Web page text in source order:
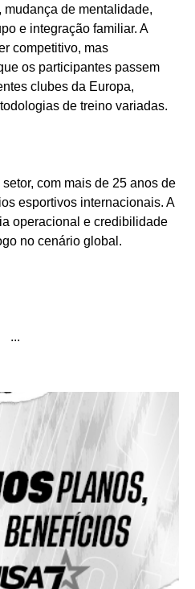
de mentalidade,
e integração familiar. A
competitivo, mas
os participantes passem
clubes da Europa,
de treino variadas.
com mais de 25 anos de
esportivos internacionais. A
operacional e credibilidade
no cenário global.
...